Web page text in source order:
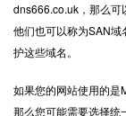
dns666.co.uk，那么可
他们也可以称为SAN
护这些域名。
如果您的网站使用的是
那么您可能需要选择统